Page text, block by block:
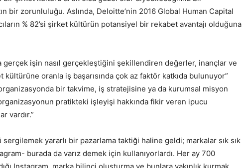
SEO,
SEM,
bir zorunluluğu. Aslında, Deloitte’nin 2016 Global Human Capital
% 82’si şirket kültürün potansiyel bir rekabet avantajı olduğuna
gerçek işin nasıl gerçekleştiğini şekillendiren değerler, inançlar ve
oranla iş başarısında çok az faktör katkıda bulunuyor”
bir takvime, iş stratejisine ya da kurumsal misyon
pratikteki işleyişi hakkında fikir veren ipucu
vardır.”
yararlı bir pazarlama taktiği haline geldi; markalar sık sık
burada da varız demek için kullanıyorlardı. Her ay 700
Instagram, marka bilinci oluşturma ve bunlara yakınlık kurmak